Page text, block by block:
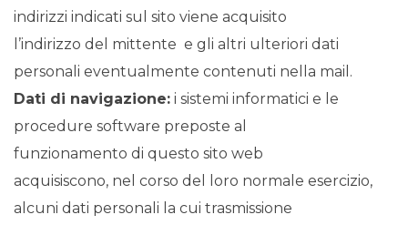
indirizzi indicati sul sito viene acquisito
l’indirizzo del mittente e gli altri ulteriori dati
personali eventualmente contenuti nella mail.
Dati di navigazione: i sistemi informatici e le
procedure software preposte al
funzionamento di questo sito web
acquisiscono, nel corso del loro normale esercizio,
alcuni dati personali la cui trasmissione